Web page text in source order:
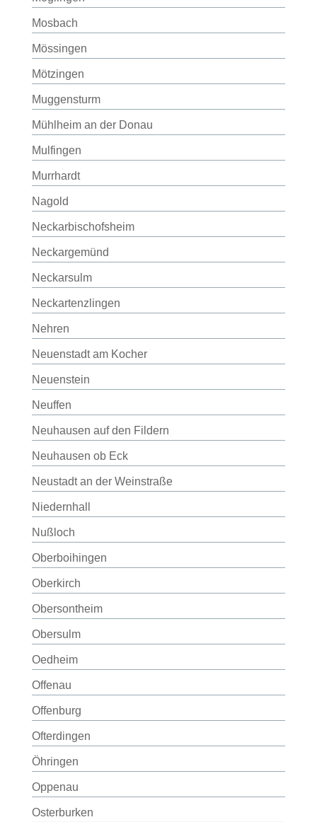
Mosbach
Mössingen
Mötzingen
Muggensturm
Mühlheim an der Donau
Mulfingen
Murrhardt
Nagold
Neckarbischofsheim
Neckargemünd
Neckarsulm
Neckartenzlingen
Nehren
Neuenstadt am Kocher
Neuenstein
Neuffen
Neuhausen auf den Fildern
Neuhausen ob Eck
Neustadt an der Weinstraße
Niedernhall
Nußloch
Oberboihingen
Oberkirch
Obersontheim
Obersulm
Oedheim
Offenau
Offenburg
Ofterdingen
Öhringen
Oppenau
Osterburken